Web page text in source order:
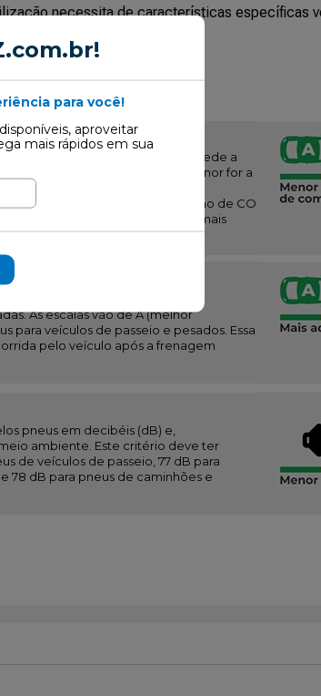
para você!
aproveitar
mais rápidos em sua
necessita de características específicas
energética, uma vez que mede a
rodando. Com isso, quanto menor for a
de combustível e,
ao meio ambiente (emissão de CO
em seis níveis, sendo A o mais
As escalas vão de A (melhor
para veículos de passeio e pesados. Essa
pelo veículo após a frenagem
pneus em decibéis (dB) e,
ambiente. Este critério deve ter
de veículos de passeio, 77 dB para
78 dB para pneus de caminhões e